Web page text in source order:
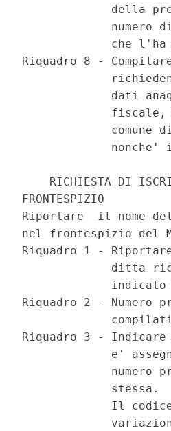
della
numero
che l'ha
Riquadro 8 -
dati
comune
nonche'
RICHIESTA DI
FRONTESPIZIO
Riportare  il nome
nel frontespizio del
Riquadro 1 -
ditta
Riquadro 2 - Numero
Riquadro 3 -
e'
numero
             stessa.
Il